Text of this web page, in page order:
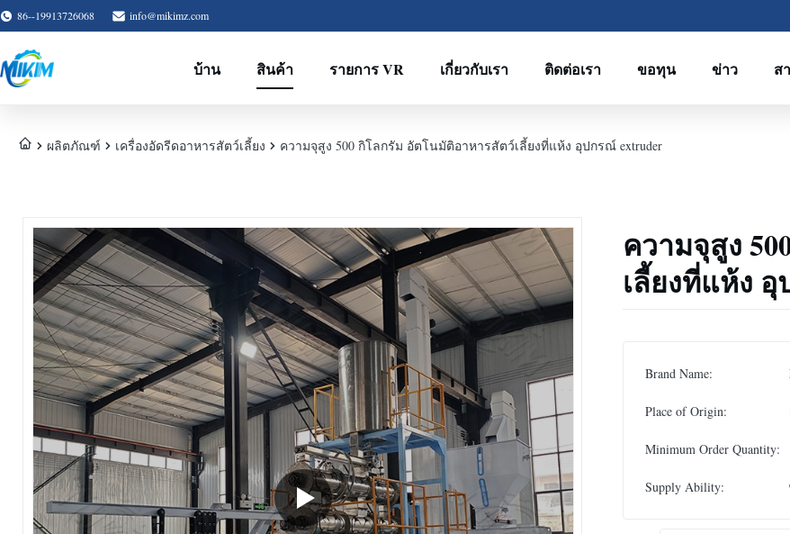
86--19913726068 info@mikimz.com
บ้าน สินค้า รายการ VR เกี่ยวกับเรา ติดต่อเรา ขอทุน ข่าว ส
ผลิตภัณฑ์ เครื่องอัดรีดอาหารสัตว์เลี้ยง ความจุสูง 500 กิโลกรัม อัตโนมัติอาหารสัตว์เลี้ยงที่แห้ง อุปกรณ์ extruder
ความจุสูง
เลี้ยงที่แห้ง
Brand Name:
Place of Origin:
Minimum Order Quantity:
Supply Ability: